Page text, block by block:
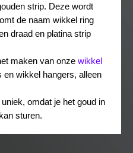
strip. Deze wordt
de naam wikkel ring
draad en platina strip
maken van onze wikkel
en wikkel hangers, alleen
omdat je het goud in
sturen.